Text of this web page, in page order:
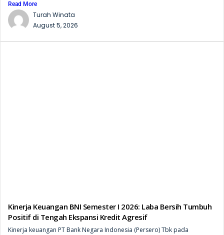
Read More
Turah Winata
August 5, 2026
Kinerja Keuangan BNI Semester I 2026: Laba Bersih Tumbuh
Positif di Tengah Ekspansi Kredit Agresif
Kinerja keuangan PT Bank Negara Indonesia (Persero) Tbk pada